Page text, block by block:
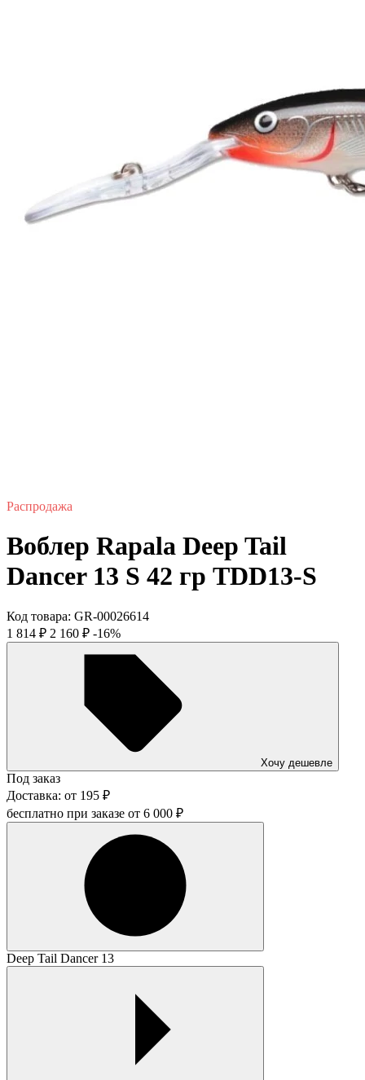
Распродажа
Воблер Rapala Deep Tail
Dancer 13 S 42 гр TDD13-S
Код товара: GR-00026614
1 814 ₽ 2 160 ₽ -16%
Хочу дешевле
Под заказ
Доставка: от 195 ₽
бесплатно при заказе от 6 000 ₽
Deep Tail Dancer 13